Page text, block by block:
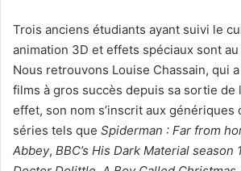
Trois anciens étudiants ayant suivi le
animation 3D et effets spéciaux sont
Nous retrouvons Louise Chassain, qui
films à gros succès depuis sa sortie de
effet, son nom s’inscrit aux génériques
séries tels que Spiderman : Far from
Abbey, BBC’s His Dark Material season